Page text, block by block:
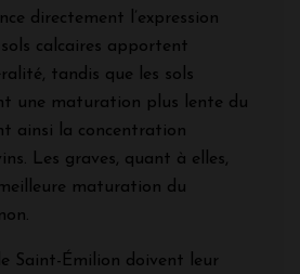
directement l’expression
sols calcaires apportent
tandis que les sols
une maturation plus lente du
ainsi la concentration
Les graves, quant à elles,
maturation du
Saint-Émilion doivent leur